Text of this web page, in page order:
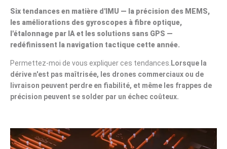
Six tendances en matière d'IMU — la précision des MEMS,
les améliorations des gyroscopes à fibre optique,
l'étalonnage par IA et les solutions sans GPS —
redéfinissent la navigation tactique cette année.
Permettez-moi de vous expliquer ces tendances. Lorsque la
dérive n'est pas maîtrisée, les drones commerciaux ou de
livraison peuvent perdre en fiabilité, et même les frappes de
précision peuvent se solder par un échec coûteux.